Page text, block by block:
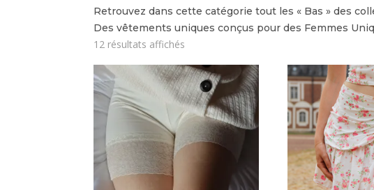
Retrouvez dans cette catégorie tout les « Bas » des
Des vêtements uniques conçus pour des Femmes
12 résultats affichés
plus
récent
au
plus
ancien